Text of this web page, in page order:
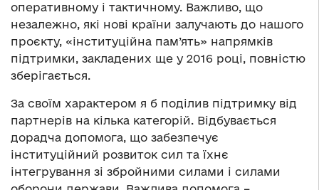
оперативному і тактичному. Важливо, що
незалежно, які нові країни залучають до нашого
проєкту, «інституційна пам’ять» напрямків
підтримки, закладених ще у 2016 році, повністю
зберігається.
За своїм характером я б поділив підтримку від
партнерів на кілька категорій. Відбувається
дорадча допомога, що забезпечує
інституційний розвиток сил та їхнє
інтегрування зі збройними силами і силами